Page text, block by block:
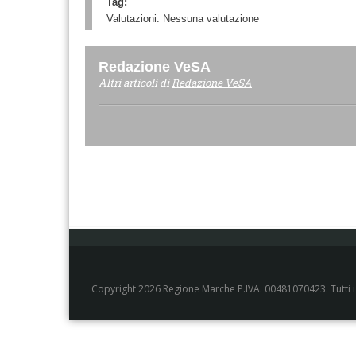
Valutazioni: Nessuna valutazione
Redazione VeSA
Altri articoli diRedazione VeSA
Copyright 2026 Regione Marche P.IVA. 00481070423.